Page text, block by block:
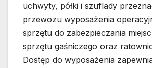
uchwyty, półki i szuflady
przewozu wyposażenia
sprzętu do zabezpieczania
sprzętu gaśniczego oraz
Dostęp do wyposażenia